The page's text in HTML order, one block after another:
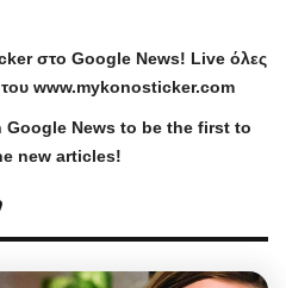
στο Google News! Liveόλες
www.mykonosticker.com
Google News to be the first to
new articles!